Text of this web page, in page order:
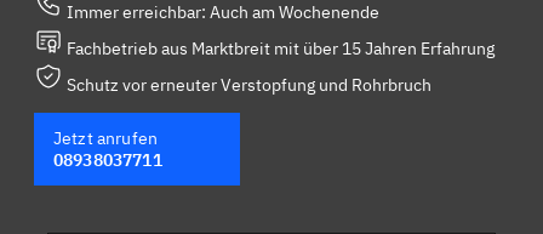
Immer erreichbar: Auch am Wochenende
Fachbetrieb aus Marktbreit mit über 15 Jahren Erfahrung
Schutz vor erneuter Verstopfung und Rohrbruch
Jetzt anrufen
08938037711